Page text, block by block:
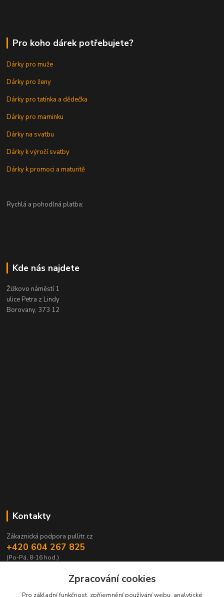
Pro koho dárek potřebujete?
Dárky pro muže
Dárky pro ženy
Dárky pro tatínka a dědečka
Dárky pro maminku
Dárky na svatbu
Dárky k výročí svatby
Dárky k promoci a maturitě
Rychlá a pohodlná platba:
Kde nás najdete
Žižkovo náměstí 1
ulice Petra z Lindy
Borovany, 373 12
Kontakty
Zákaznická podpora pullitr.cz
+420 604 267 825
(Po-Pá, 8-16 hod.)
Zpracování cookies
Pro základní funkčnost, zpříjemnění používání webu, analytické